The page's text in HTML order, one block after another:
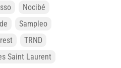
Nocibé
Sampleo
TRND
Saint Laurent